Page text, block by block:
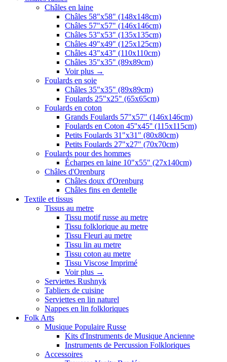
Châles en laine
Châles 58"x58" (148x148cm)
Châles 57"x57" (146x146cm)
Châles 53"x53" (135x135cm)
Châles 49"x49" (125x125cm)
Châles 43"x43" (110x110cm)
Châles 35"x35" (89x89cm)
Voir plus →
Foulards en soie
Châles 35"x35" (89x89cm)
Foulards 25"x25" (65x65cm)
Foulards en coton
Grands Foulards 57"x57" (146x146cm)
Foulards en Coton 45''x45'' (115x115cm)
Petits Foulards 31"x31" (80x80cm)
Petits Foulards 27"x27" (70x70cm)
Foulards pour des hommes
Écharpes en laine 10"x55" (27x140cm)
Châles d'Orenburg
Châles doux d'Orenburg
Châles fins en dentelle
Textile et tissus
Tissus au metre
Tissu motif russe au metre
Tissu folklorique au metre
Tissu Fleuri au metre
Tissu lin au metre
Tissu coton au metre
Tissu Viscose Imprimé
Voir plus →
Serviettes Rushnyk
Tabliers de cuisine
Serviettes en lin naturel
Nappes en lin folkloriques
Folk Arts
Musique Populaire Russe
Kits d'Instruments de Musique Ancienne
Instruments de Percussion Folkloriques
Accessoires